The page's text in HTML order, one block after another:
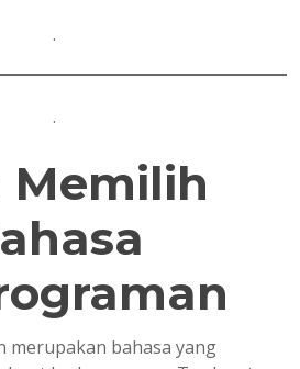
.
.
Memilih
merupakan bahasa yang